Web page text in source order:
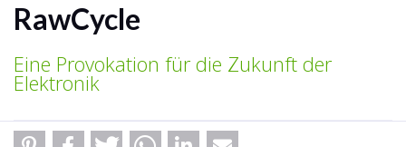
RawCycle
Eine Provokation für die Zukunft der
Elektronik